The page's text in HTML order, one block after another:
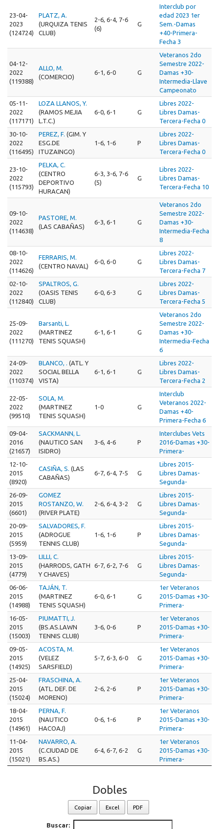
23-04-
2023
(124724)
PLATZ, A.
(URQUIZA TENIS
CLUB)
2-6, 6-4, 7-6
(6)
G
Interclub por
edad 2023 1er
Sem.-Damas
+40-Primera-
Fecha 3
04-12-
2022
(119388)
ALLO, M.
(COMERCIO)
6-1, 6-0 G
Veteranos 2do
Semestre 2022-
Damas +30-
Intermedia-Llave
Campeonato
05-11-
2022
(117171)
LOZA LLANOS, Y.
(RAMOS MEJIA
L.T.C.)
6-0, 6-1 G
Libres 2022-
Libres Damas-
Tercera-Fecha 0
30-10-
2022
(116495)
PEREZ, F. (GIM. Y
ESG.DE
ITUZAINGO)
1-6, 1-6 P
Libres 2022-
Libres Damas-
Tercera-Fecha 0
23-10-
2022
(115793)
PELKA, C.
(CENTRO
DEPORTIVO
HURACAN)
6-3, 3-6, 7-6
(5)
G
Libres 2022-
Libres Damas-
Tercera-Fecha 10
09-10-
2022
(114638)
PASTORE, M.
(LAS CABAÑAS)
6-3, 6-1 G
Veteranos 2do
Semestre 2022-
Damas +30-
Intermedia-Fecha
8
08-10-
2022
(114626)
FERRARIS, M.
(CENTRO NAVAL)
6-0, 6-0 G
Libres 2022-
Libres Damas-
Tercera-Fecha 7
02-10-
2022
(112840)
SPALTROS, G.
(OASIS TENIS
CLUB)
6-0, 6-3 G
Libres 2022-
Libres Damas-
Tercera-Fecha 5
25-09-
2022
(111270)
Barsanti, L.
(MARTINEZ
TENIS SQUASH)
6-1, 6-1 G
Veteranos 2do
Semestre 2022-
Damas +30-
Intermedia-Fecha
6
24-09-
2022
(110374)
BLANCO, . (ATL. Y
SOCIAL BELLA
VISTA)
6-1, 6-1 G
Libres 2022-
Libres Damas-
Tercera-Fecha 2
22-05-
2022
(99510)
SOLA, M.
(MARTINEZ
TENIS SQUASH)
1-0 G
Interclub
Veteranos 2022-
Damas +40-
Primera-Fecha 6
09-04-
2016
(21657)
SACKMANN, L.
(NAUTICO SAN
ISIDRO)
3-6, 4-6 P
Interclubes Vets
2016-Damas +30-
Primera-
12-10-
2015
(8920)
CASIÑA, S. (LAS
CABAÑAS)
6-7, 6-4, 7-5 G
Libres 2015-
Libres Damas-
Segunda-
26-09-
2015
(6601)
GOMEZ
ROSTANZO, W.
(RIVER PLATE)
2-6, 6-4, 3-2 G
Libres 2015-
Libres Damas-
Segunda-
20-09-
2015
(5959)
SALVADORES, F.
(ADROGUE
TENNIS CLUB)
1-6, 1-6 P
Libres 2015-
Libres Damas-
Segunda-
13-09-
2015
(4779)
LILLI, C.
(HARRODS, GATH
Y CHAVES)
6-7, 6-2, 7-6 G
Libres 2015-
Libres Damas-
Segunda-
06-06-
2015
(14988)
TAJÁN, T.
(MARTINEZ
TENIS SQUASH)
6-0, 6-1 G
1er Veteranos
2015-Damas +30-
Primera-
16-05-
2015
(15003)
PIUMATTI, J.
(BS.AS.LAWN
TENNIS CLUB)
3-6, 0-6 P
1er Veteranos
2015-Damas +30-
Primera-
09-05-
2015
(14925)
ACOSTA, M.
(VELEZ
SARSFIELD)
5-7, 6-3, 6-0 G
1er Veteranos
2015-Damas +30-
Primera-
25-04-
2015
(15024)
FRASCHINA, A.
(ATL. DEF. DE
MORENO)
2-6, 2-6 P
1er Veteranos
2015-Damas +30-
Primera-
18-04-
2015
(14961)
PERNA, F.
(NAUTICO
HACOAJ)
0-6, 1-6 P
1er Veteranos
2015-Damas +30-
Primera-
11-04-
2015
(15021)
NAVARRO, A.
(C.CIUDAD DE
BS.AS.)
6-4, 6-7, 6-2 G
1er Veteranos
2015-Damas +30-
Primera-
Dobles
Copiar Excel PDF
Buscar: